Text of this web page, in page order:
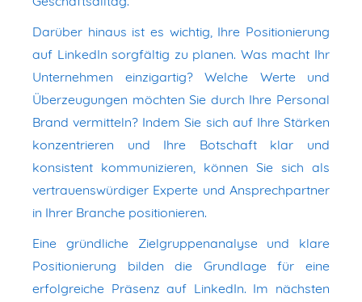
Darüber hinaus ist es wichtig, Ihre Positionierung
auf LinkedIn sorgfältig zu planen. Was macht Ihr
Unternehmen einzigartig? Welche Werte und
Überzeugungen möchten Sie durch Ihre Personal
Brand vermitteln? Indem Sie sich auf Ihre Stärken
konzentrieren und Ihre Botschaft klar und
konsistent kommunizieren, können Sie sich als
vertrauenswürdiger Experte und Ansprechpartner
in Ihrer Branche positionieren.
Eine gründliche Zielgruppenanalyse und klare
Positionierung bilden die Grundlage für eine
erfolgreiche Präsenz auf LinkedIn. Im nächsten